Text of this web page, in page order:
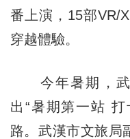
番上演，15部VR/
穿越體驗。
今年暑期，武
出“暑期第一站
路。武漢市文旅局